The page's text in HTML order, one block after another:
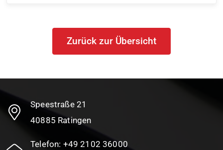
Zurück zur Übersicht
Speestraße 21
40885 Ratingen
Telefon: +49 2102 36000